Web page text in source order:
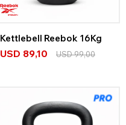
Kettlebell Reebok 16Kg
USD 89,10 USD99,00